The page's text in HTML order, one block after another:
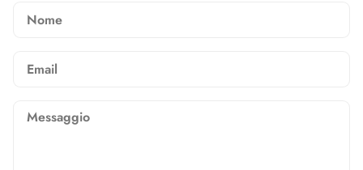
Nome
Email
Messaggio